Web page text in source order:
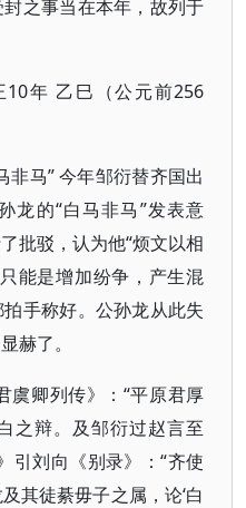
之事当在本年，故列于
年 乙巳（公元前256
非马” 今年邹衍替齐国出
龙的“白马非马”发表意
批驳，认为他“烦文以相
能是增加纷争，产生混
手称好。公孙龙从此失
赫了。
虞卿列传》：“平原君厚
之辩。及邹衍过赵言至
引刘向《别录》：“齐使
其徒綦毋子之属，论‘白